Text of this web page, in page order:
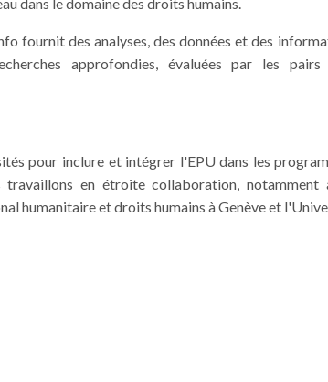
fournit des analyses, des données et des
approfondies, évaluées par les
pour inclure et intégrer l'EPU dans les
travaillons en étroite collaboration, notamment
humanitaire et droits humains à Genève et